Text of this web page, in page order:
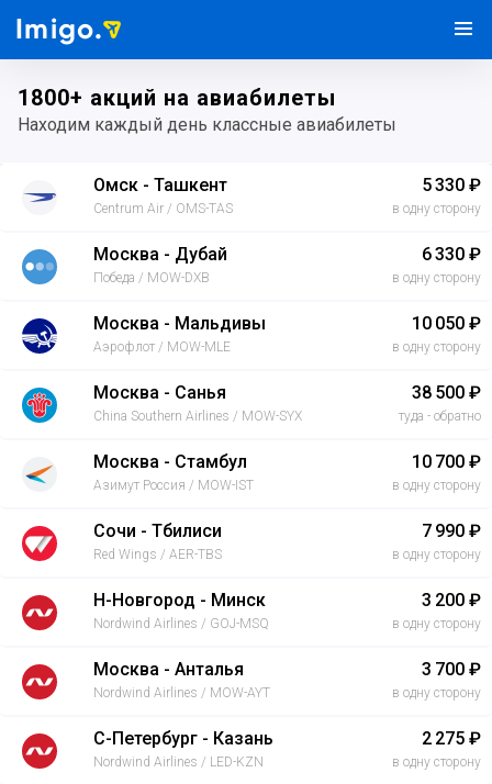
Imigo.
1800+ акций на авиабилеты
Находим каждый день классные авиабилеты
Омск - Ташкент
Centrum Air / OMS-TAS
5 330 ₽
в одну сторону
Москва - Дубай
Победа / MOW-DXB
6 330 ₽
в одну сторону
Москва - Мальдивы
Аэрофлот / MOW-MLE
10 050 ₽
в одну сторону
Москва - Санья
China Southern Airlines / MOW-SYX
38 500 ₽
туда - обратно
Москва - Стамбул
Азимут Россия / MOW-IST
10 700 ₽
в одну сторону
Сочи - Тбилиси
Red Wings / AER-TBS
7 990 ₽
в одну сторону
Н-Новгород - Минск
Nordwind Airlines / GOJ-MSQ
3 200 ₽
в одну сторону
Москва - Анталья
Nordwind Airlines / MOW-AYT
3 700 ₽
в одну сторону
С-Петербург - Казань
Nordwind Airlines / LED-KZN
2 275 ₽
в одну сторону